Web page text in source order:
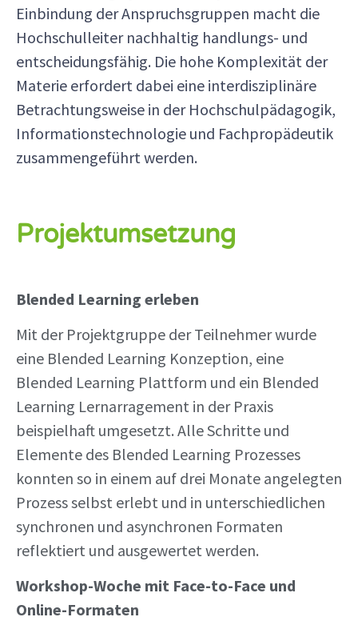
Einbindung der Anspruchsgruppen macht die
Hochschulleiter nachhaltig handlungs- und
entscheidungsfähig. Die hohe Komplexität der
Materie erfordert dabei eine interdisziplinäre
Betrachtungsweise in der Hochschulpädagogik,
Informationstechnologie und Fachpropädeutik
zusammengeführt werden.
Projektumsetzung
Blended Learning erleben
Mit der Projektgruppe der Teilnehmer wurde
eine Blended Learning Konzeption, eine
Blended Learning Plattform und ein Blended
Learning Lernarragement in der Praxis
beispielhaft umgesetzt. Alle Schritte und
Elemente des Blended Learning Prozesses
konnten so in einem auf drei Monate angelegten
Prozess selbst erlebt und in unterschiedlichen
synchronen und asynchronen Formaten
reflektiert und ausgewertet werden.
Workshop-Woche mit Face-to-Face und
Online-Formaten